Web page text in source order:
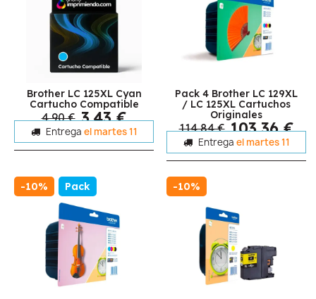
Brother LC 125XL Cyan
Cartucho Compatible
4,90 € 3,43 €
Entrega el martes 11
Pack 4 Brother LC 129XL
/ LC 125XL Cartuchos
Originales
114,84 € 103,36 €
Entrega el martes 11
-10% Pack -10%